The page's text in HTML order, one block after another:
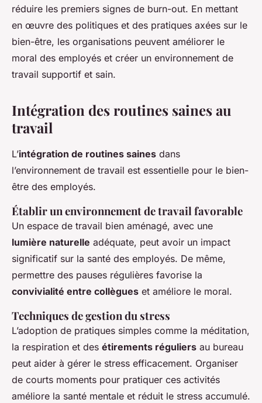
réduire les premiers signes de burn-out. En mettant
en œuvre des politiques et des pratiques axées sur le
bien-être, les organisations peuvent améliorer le
moral des employés et créer un environnement de
travail supportif et sain.
Intégration des routines saines au
travail
L’intégration de routines saines dans
l’environnement de travail est essentielle pour le bien-
être des employés.
Établir un environnement de travail favorable
Un espace de travail bien aménagé, avec une
lumière naturelle adéquate, peut avoir un impact
significatif sur la santé des employés. De même,
permettre des pauses régulières favorise la
convivialité entre collègues et améliore le moral.
Techniques de gestion du stress
L’adoption de pratiques simples comme la méditation,
la respiration et des étirements réguliers au bureau
peut aider à gérer le stress efficacement. Organiser
de courts moments pour pratiquer ces activités
améliore la santé mentale et réduit le stress accumulé.